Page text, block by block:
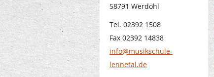
58791 Werdohl
Tel. 02392 1508
Fax 02392 14838
info@musikschule-
lennetal.de